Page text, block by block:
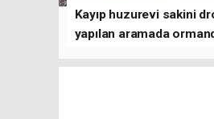
Kayıp huzurevi sakini
yapılan aramada